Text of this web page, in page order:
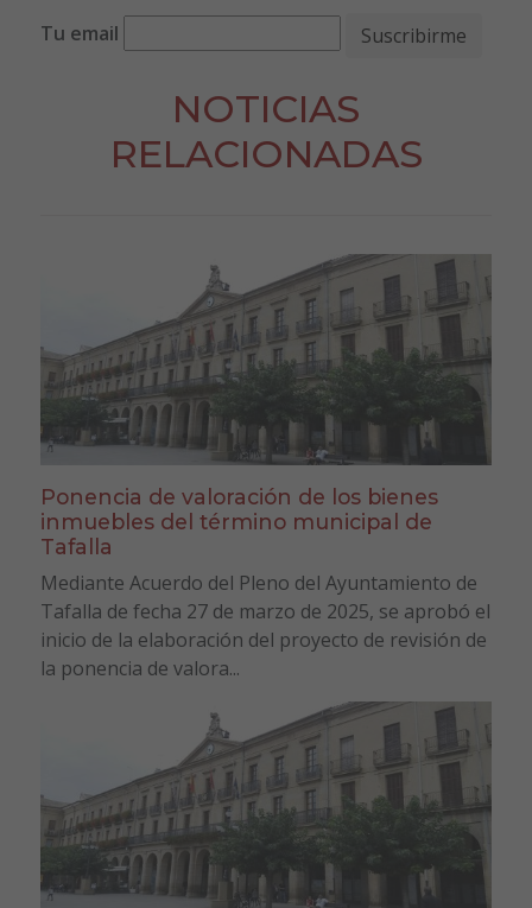
Tu email
NOTICIAS
RELACIONADAS
Ponencia de valoración de los bienes
inmuebles del término municipal de
Tafalla
Mediante Acuerdo del Pleno del Ayuntamiento de
Tafalla de fecha 27 de marzo de 2025, se aprobó el
inicio de la elaboración del proyecto de revisión de
la ponencia de valora...